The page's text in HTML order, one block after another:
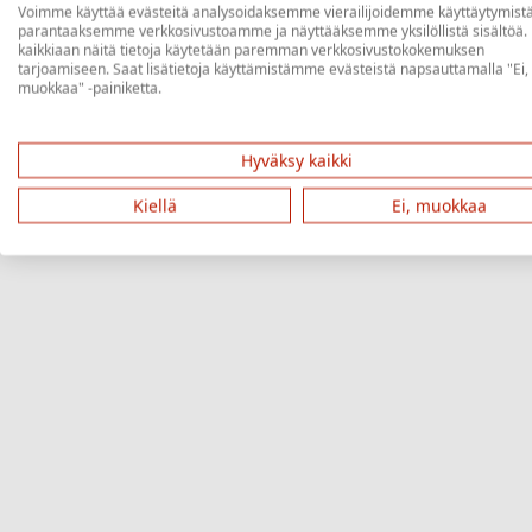
Mistä löydän lähetysnumeron?
Etsi
Voimme käyttää evästeitä analysoidaksemme vierailijoidemme
parantaaksemme verkkosivustoamme ja näyttääksemme yksilöllistä sisältöä.
kaikkiaan näitä tietoja käytetään paremman verkkosivustokokemuksen
tarjoamiseen. Saat lisätietoja käyttämistämme evästeistä napsauttamalla "Ei,
muokkaa" -painiketta.
Hyväksy kaikki
Kiellä
Ei, muokkaa